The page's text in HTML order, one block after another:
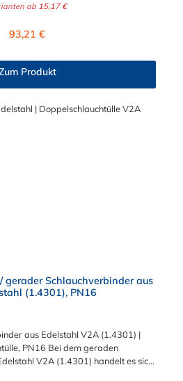
schnell und preiswert
somit ein idealer Verbinder für
(Rippung) der Stutzen gewährleistet
Gegebenenfalls kann eine
der Verbindungsstelle durch eine
sein. Sie erhalten diesen geraden
ab15,17 €
Regulärer Preis:
93,21 €
Produkt
gerader Schlauchverbinder aus
(1.4301), PN16
aus Edelstahl V2A (1.4301) |
PN16 Bei dem geraden
V2A (1.4301) handelt es sich